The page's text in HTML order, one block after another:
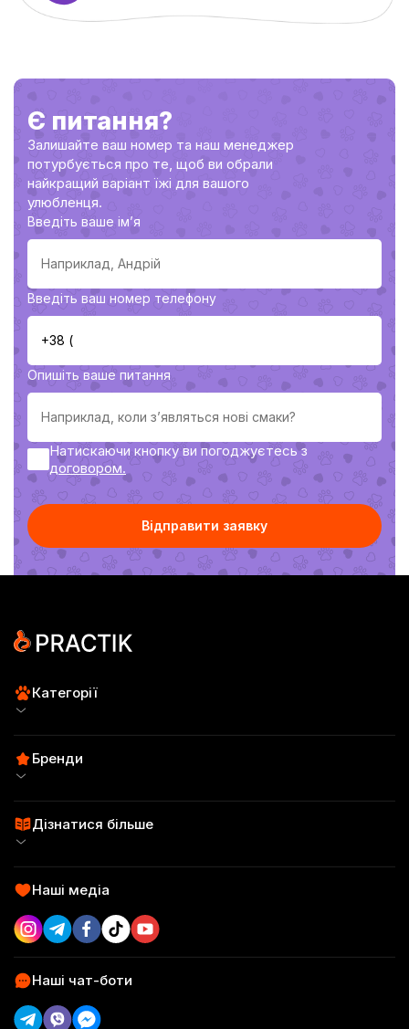
Є питання?
Залишайте ваш номер та наш менеджер
потурбується про те, щоб ви обрали
найкращий варіант їжі для вашого
улюбленця.
Введіть ваше імʼя
Введіть ваш номер телефону
Опишіть ваше питання
Натискаючи кнопку ви погоджуєтесь з
договoром.
Відправити заявку
Категорії
Для котів
Пробні набори
SuperFood
Смаколики
Аксесуари
Брендоване печиво
Бренди
Practik Simple
Practik Daily
Practik Superfood
Practik Смаколик
Дізнатися більше
Сертифікати
Блог
Контакти
Наші медіа
Наші чат-боти